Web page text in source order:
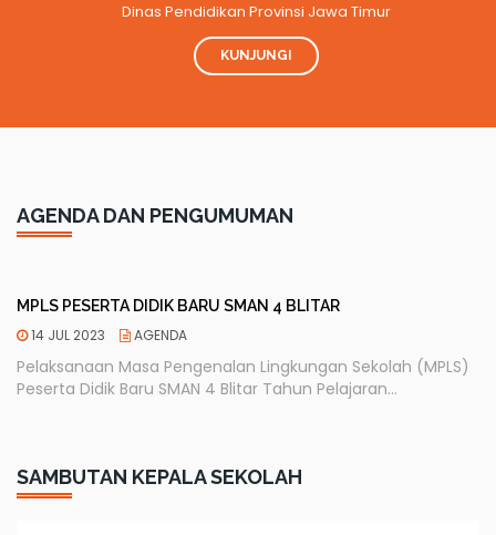
Dinas Pendidikan Provinsi Jawa Timur
KUNJUNGI
AGENDA DAN PENGUMUMAN
MPLS PESERTA DIDIK BARU SMAN 4 BLITAR
14 JUL 2023 AGENDA
Pelaksanaan Masa Pengenalan Lingkungan Sekolah (MPLS)
Peserta Didik Baru SMAN 4 Blitar Tahun Pelajaran...
SAMBUTAN KEPALA SEKOLAH